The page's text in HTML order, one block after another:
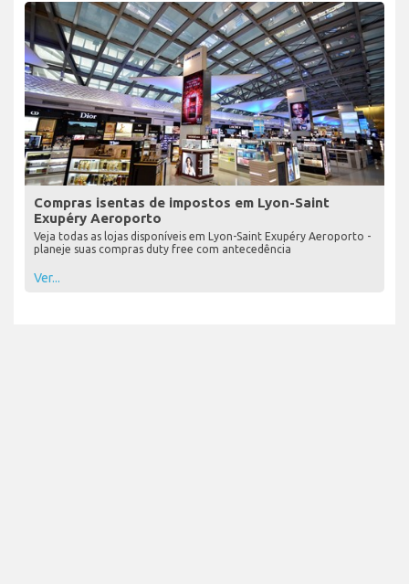
Compras isentas de impostos em Lyon-Saint
Exupéry Aeroporto
Veja todas as lojas disponíveis em Lyon-Saint Exupéry Aeroporto -
planeje suas compras duty free com antecedência
Ver...